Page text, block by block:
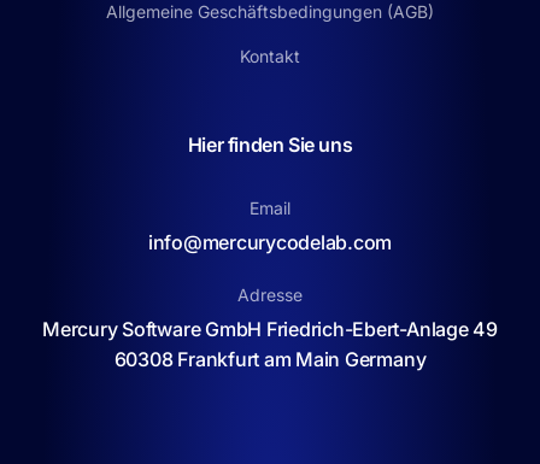
Allgemeine Geschäftsbedingungen (AGB)
Kontakt
Hier finden Sie uns
Email
info@mercurycodelab.com
Adresse
Mercury Software GmbH Friedrich-Ebert-Anlage 49
60308 Frankfurt am Main Germany